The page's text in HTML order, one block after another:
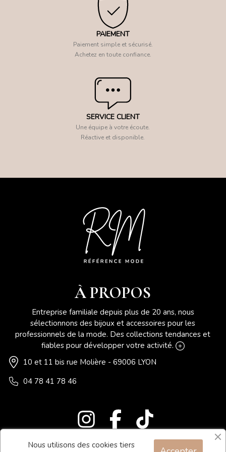
PAIEMENT
Paiement simple et sécurisé.
Achetez en toute confiance.
SERVICE CLIENT
Une équipe à votre écoute.
Réactive et disponible.
À PROPOS
Entreprise familiale depuis plus de 20 ans, nous
sélectionnons des bijoux et accessoires pour les
professionnels de la mode. Des collections tendances et
fiables pour développer votre activité.
10 et 11 bis rue Molière - 69006 LYON
04 78 41 78 46
Nous utilisons des cookies tiers